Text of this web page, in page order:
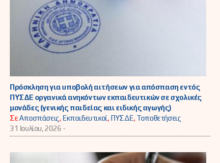
Πρόσκληση για υποβολή αιτήσεων για απόσπαση εντός
ΠΥΣΔΕ οργανικά ανηκόντων εκπαιδευτικών σε σχολικές
μονάδες (γενικής παιδείας και ειδικής αγωγής)
ΣεΑποσπάσεις, Εκπαιδευτικοί, ΠΥΣΔΕ, Τοποθετήσεις
31 Ιουλίου, 2026 -